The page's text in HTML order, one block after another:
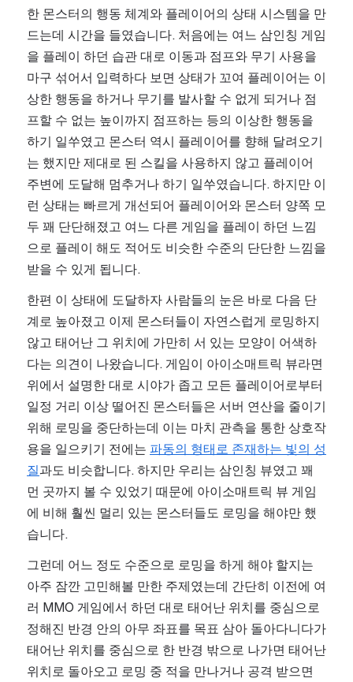
한 몬스터의 행동 체계와 플레이어의 상태 시스템을 만
드는데 시간을 들였습니다. 처음에는 여느 삼인칭 게임
을 플레이 하던 습관 대로 이동과 점프와 무기 사용을
마구 섞어서 입력하다 보면 상태가 꼬여 플레이어는 이
상한 행동을 하거나 무기를 발사할 수 없게 되거나 점
프할 수 없는 높이까지 점프하는 등의 이상한 행동을
하기 일쑤였고 몬스터 역시 플레이어를 향해 달려오기
는 했지만 제대로 된 스킬을 사용하지 않고 플레이어
주변에 도달해 멈추거나 하기 일쑤였습니다. 하지만 이
런 상태는 빠르게 개선되어 플레이어와 몬스터 양쪽 모
두 꽤 단단해졌고 여느 다른 게임을 플레이 하던 느낌
으로 플레이 해도 적어도 비슷한 수준의 단단한 느낌을
받을 수 있게 됩니다.
한편 이 상태에 도달하자 사람들의 눈은 바로 다음 단
계로 높아졌고 이제 몬스터들이 자연스럽게 로밍하지
않고 태어난 그 위치에 가만히 서 있는 모양이 어색하
다는 의견이 나왔습니다. 게임이 아이소매트릭 뷰라면
위에서 설명한 대로 시야가 좁고 모든 플레이어로부터
일정 거리 이상 떨어진 몬스터들은 서버 연산을 줄이기
위해 로밍을 중단하는데 이는 마치 관측을 통한 상호작
용을 일으키기 전에는 파동의 형태로 존재하는 빛의 성
질과도 비슷합니다. 하지만 우리는 삼인칭 뷰였고 꽤
먼 곳까지 볼 수 있었기 때문에 아이소매트릭 뷰 게임
에 비해 훨씬 멀리 있는 몬스터들도 로밍을 해야만 했
습니다.
그런데 어느 정도 수준으로 로밍을 하게 해야 할지는
아주 잠깐 고민해볼 만한 주제였는데 간단히 이전에 여
러 MMO 게임에서 하던 대로 태어난 위치를 중심으로
정해진 반경 안의 아무 좌표를 목표 삼아 돌아다니다가
태어난 위치를 중심으로 한 반경 밖으로 나가면 태어난
위치로 돌아오고 로밍 중 적을 만나거나 공격 받으면